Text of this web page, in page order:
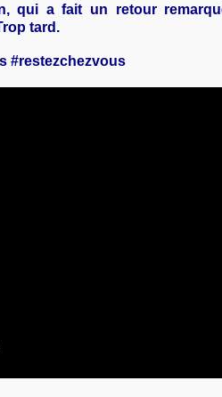
qui a fait un retour
tard.
#restezchezvous